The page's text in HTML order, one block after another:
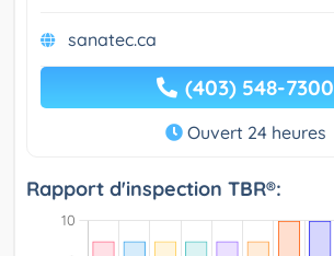
sanatec.ca
(403) 548-7300
Ouvert 24 heures
Rapport d'inspection TBR®: